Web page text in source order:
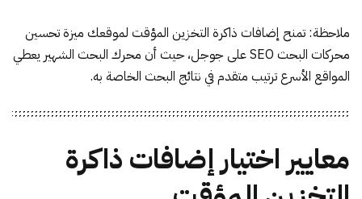
ملاحظة: تمنح إضافات ذاكرة التخزين المؤقت لموقعك ميزة تحسين
محركات البحث SEO على جوجل، حيث أن محرك البحث الشهير يعطي
المواقع الأسرع ترتيب متقدم في نتائج البحث الخاصة به.
معايير اختيار إضافات ذاكرة